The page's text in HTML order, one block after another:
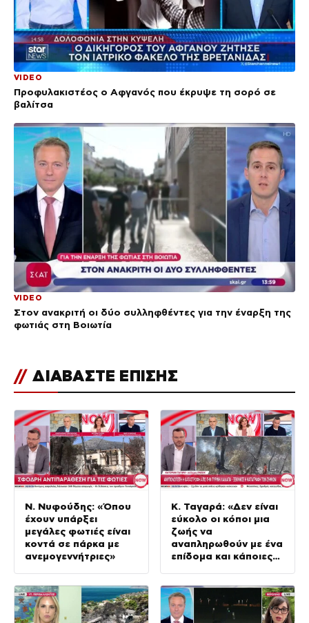
VIDEO
Προφυλακιστέος ο Αφγανός που έκρυψε τη σορό σε
βαλίτσα
VIDEO
Στον ανακριτή οι δύο συλληφθέντες για την έναρξη της
φωτιάς στη Βοιωτία
// ΔΙΑΒΑΣΤΕ ΕΠΙΣΗΣ
Ν. Νυφούδης: «Όπου
έχουν υπάρξει
μεγάλες φωτιές είναι
κοντά σε πάρκα με
ανεμογεννήτριες»
Κ. Ταγαρά: «Δεν είναι
εύκολο οι κόποι μια
ζωής να
αναπληρωθούν με ένα
επίδομα και κάποιες